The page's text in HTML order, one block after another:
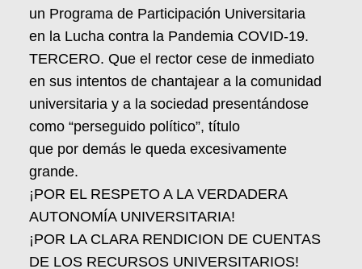
un Programa de Participación Universitaria
en la Lucha contra la Pandemia COVID-19.
TERCERO. Que el rector cese de inmediato
en sus intentos de chantajear a la comunidad
universitaria y a la sociedad presentándose
como “perseguido político”, título
que por demás le queda excesivamente
grande.
¡POR EL RESPETO A LA VERDADERA
AUTONOMÍA UNIVERSITARIA!
¡POR LA CLARA RENDICION DE CUENTAS
DE LOS RECURSOS UNIVERSITARIOS!